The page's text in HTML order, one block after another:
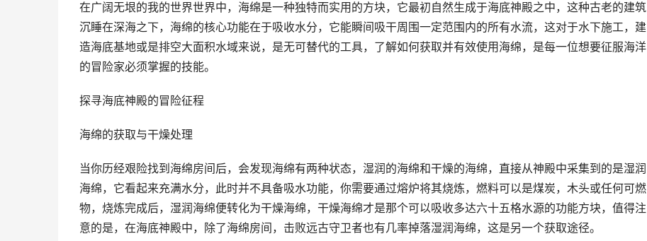
在广阔无垠的我的世界世界中，海绵是一种独特而实用的方块，它最初自然生成于海底神殿之中，这种古老的建筑
沉睡在深海之下，海绵的核心功能在于吸收水分，它能瞬间吸干周围一定范围内的所有水流，这对于水下施工，建
造海底基地或是排空大面积水域来说，是无可替代的工具，了解如何获取并有效使用海绵，是每一位想要征服海洋
的冒险家必须掌握的技能。
探寻海底神殿的冒险征程
海绵的获取与干燥处理
当你历经艰险找到海绵房间后，会发现海绵有两种状态，湿润的海绵和干燥的海绵，直接从神殿中采集到的是湿润
海绵，它看起来充满水分，此时并不具备吸水功能，你需要通过熔炉将其烧炼，燃料可以是煤炭，木头或任何可燃
物，烧炼完成后，湿润海绵便转化为干燥海绵，干燥海绵才是那个可以吸收多达六十五格水源的功能方块，值得注
意的是，在海底神殿中，除了海绵房间，击败远古守卫者也有几率掉落湿润海绵，这是另一个获取途径。